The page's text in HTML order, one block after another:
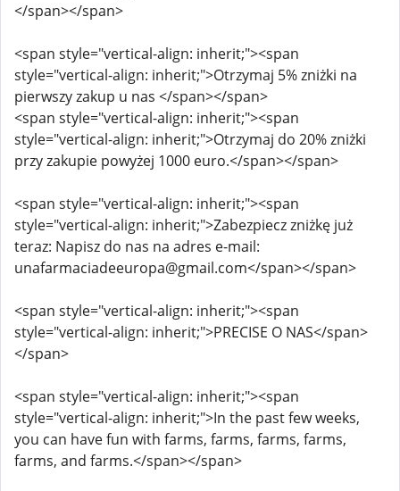
</span></span>
<span style="vertical-align: inherit;"><span
style="vertical-align: inherit;">Otrzymaj 5% zniżki na
pierwszy zakup u nas </span></span>
<span style="vertical-align: inherit;"><span
style="vertical-align: inherit;">Otrzymaj do 20% zniżki
przy zakupie powyżej 1000 euro.</span></span>
<span style="vertical-align: inherit;"><span
style="vertical-align: inherit;">Zabezpiecz zniżkę już
teraz: Napisz do nas na adres e-mail:
unafarmaciadeeuropa@gmail.com</span></span>
<span style="vertical-align: inherit;"><span
style="vertical-align: inherit;">PRECISE O NAS</span>
</span>
<span style="vertical-align: inherit;"><span
style="vertical-align: inherit;">In the past few weeks,
you can have fun with farms, farms, farms, farms,
farms, and farms.</span></span>